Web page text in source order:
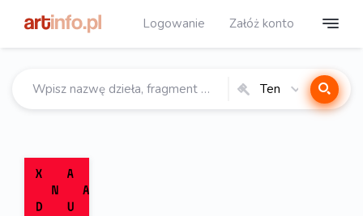
Logowanie Załóż konto
Ten